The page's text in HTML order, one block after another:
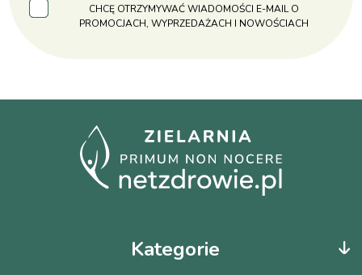
CHCĘ OTRZYMYWAĆ WIADOMOŚCI E-MAIL O
PROMOCJACH, WYPRZEDAŻACH I NOWOŚCIACH
Kategorie